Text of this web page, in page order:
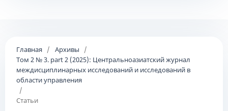
Главная / Архивы
/
Том 2 № 3. part 2 (2025): Центральноазиатский журнал
междисциплинарных исследований и исследований в
области управления
/
Статьи